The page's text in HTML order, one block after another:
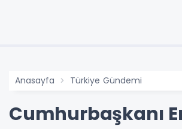
Anasayfa Türkiye Gündemi
Cumhurbaşkanı